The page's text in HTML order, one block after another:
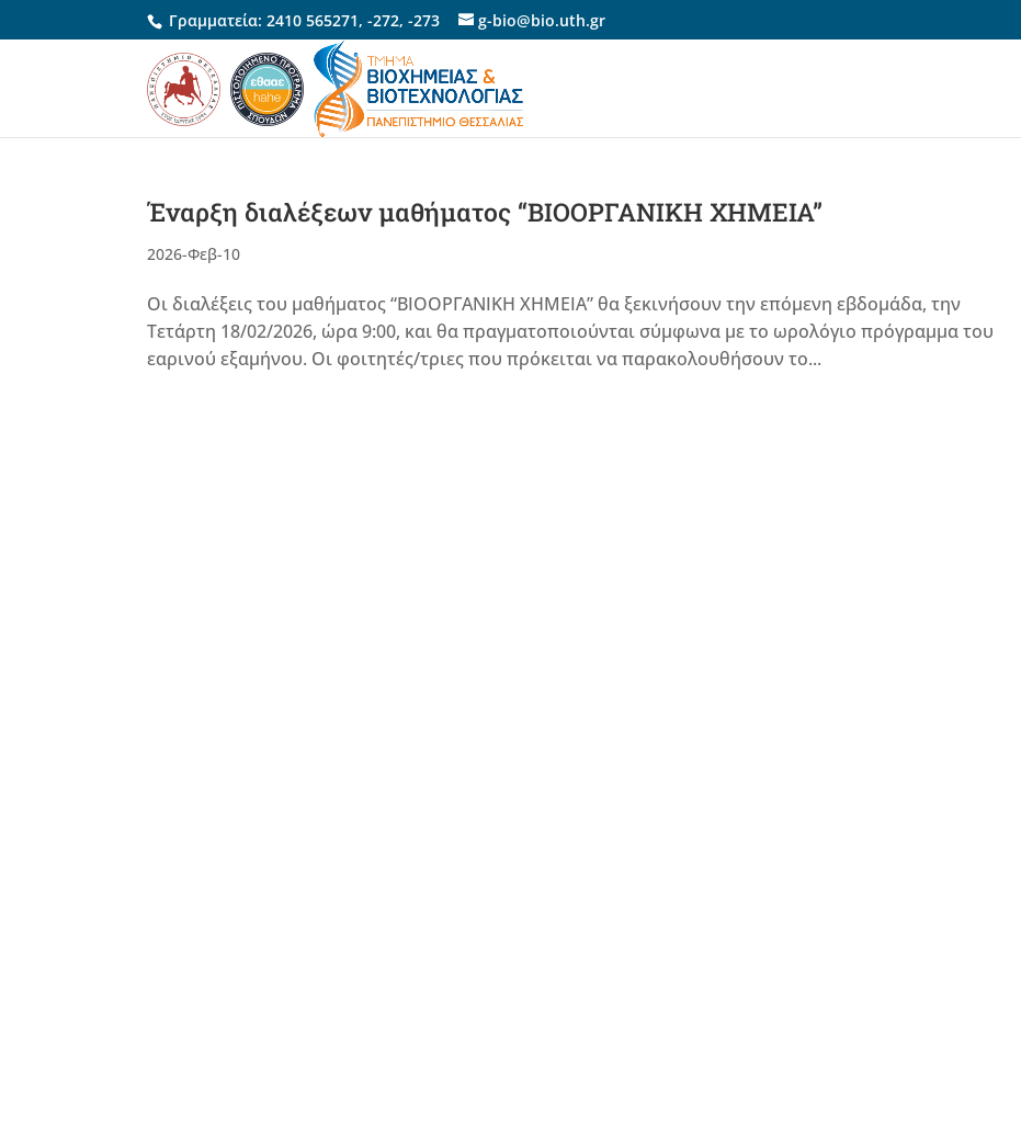
Γραμματεία:2410 565271,-272,-273 g-bio@bio.uth.gr
Έναρξη διαλέξεων μαθήματος “ΒΙΟΟΡΓΑΝΙΚΗ ΧΗΜΕΙΑ”
2026-Φεβ-10
Οι διαλέξεις του μαθήματος “ΒΙΟΟΡΓΑΝΙΚΗ ΧΗΜΕΙΑ” θα ξεκινήσουν την επόμενη εβδομάδα, την
Τετάρτη 18/02/2026, ώρα 9:00, και θα πραγματοποιούνται σύμφωνα με το ωρολόγιο πρόγραμμα του
εαρινού εξαμήνου. Οι φοιτητές/τριες που πρόκειται να παρακολουθήσουν το...